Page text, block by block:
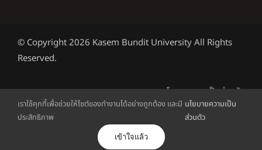
© Copyright 2026 Kasem Bundit University All Rights
Reserved.
นโยบายความเป็นส่วนตัว
เราใช้คุกกี้เพื่อช่วยให้ไซต์ของทำงานได้อย่างถูกต้อง และมี
ประสิทธิภาพ
นโยบายความเป็น
ส่วนตัว
เข้าใจแล้ว
ไทย